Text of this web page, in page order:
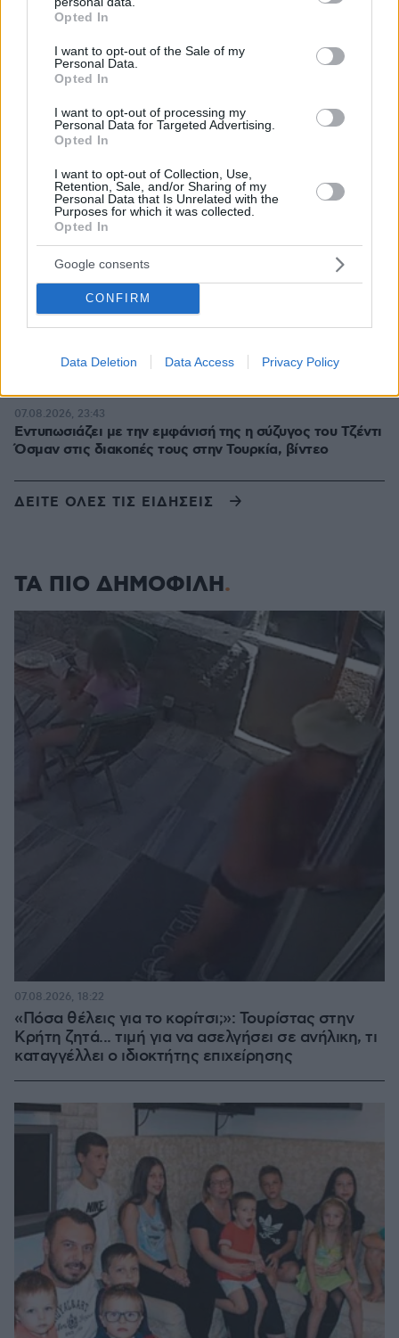
grant or deny consent to Google and its third-party tags to
use your data for below specified purposes in below Google
consent section.
Opted In
I want to opt-out of the Sale of my
Personal Data.
Opted In
I want to opt-out of processing my
Personal Data for Targeted Advertising.
Opted In
I want to opt-out of Collection, Use,
Retention, Sale, and/or Sharing of my
Personal Data that Is Unrelated with the
Purposes for which it was collected.
Opted In
Google consents
CONFIRM
Data Deletion Data Access Privacy Policy
Είδατε σαμιαμίδι στο σπίτι σας; Γιατί δεν πρέπει να το
σκοτώσετε
Αποκαλύφθηκε η αιτία θανάτου του 29χρονου πρώην
NBAer Μπράντον Κλαρκ
Πώς εξαργυρώνεται το ιδιωτικό πρόγραμμα σύνταξης –
Όλες οι επιλογές
Συνάντηση Ζελένσκι-Βούτσιτς στο Βελιγράδι:
Οικονομία, ασφάλεια και στο βάθος... Ρωσία
08.08.2026, 00:14
Σιροπιαστά γλυκά: Πού βρίσκουμε από τα καλύτερα
08.08.2026, 00:00
Υπό έλεγχο η πυρκαγιά σε ισόγειο κατάστημα στο
Εντυπωσιάζει με την εμφάνισή της η σύζυγος του Τζέντι
Όσμαν στις διακοπές τους στην Τουρκία, βίντεο
07.08.2026, 23:43
ΔΕΙΤΕ ΟΛΕΣ ΤΙΣ ΕΙΔΗΣΕΙΣ
ΤΑ ΠΙΟ ΔΗΜΟΦΙΛΗ
«Πόσα θέλεις για το κορίτσι;»: Τουρίστας στην
Κρήτη ζητά... τιμή για να ασελγήσει σε ανήλικη, τι
καταγγέλλει ο ιδιοκτήτης επιχείρησης
07.08.2026, 18:22